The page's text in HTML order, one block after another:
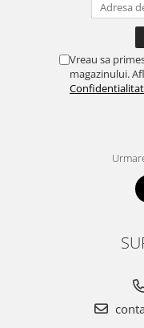
Vreau sa
magazinului.